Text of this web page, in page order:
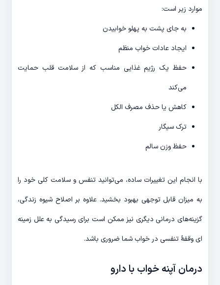
موارد زیر است:
به جای پشت به پهلو خوابیدن
ایجاد عادات خواب منظم
حفظ یک رژیم غذایی مناسب که از سلامت قلب حمایت
می‌کند
کاهش یا حذف مصرف الکل
ترک سیگار
حفظ وزن سالم
با انجام این تغییرات ساده، می‌توانید تنفس و سلامت کلی خود را
به میزان قابل توجهی بهبود بخشید. علاوه بر اصلاح شیوه زندگی،
گزینه‌های درمانی دیگری نیز ممکن است برای رسیدگی به علل زمینه
ای وقفهٔ تنفسی در خواب شما ضروری باشد.
درمان آپنه خواب با دارو